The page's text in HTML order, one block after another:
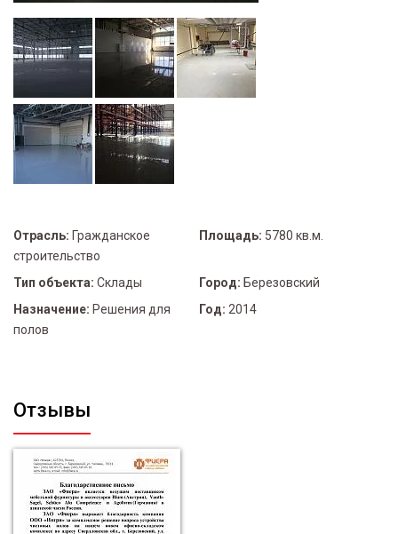
Отрасль: Гражданское
строительство
Площадь: 5780 кв.м.
Тип объекта: Склады Город: Березовский
Назначение: Решения для
полов
Год: 2014
Отзывы